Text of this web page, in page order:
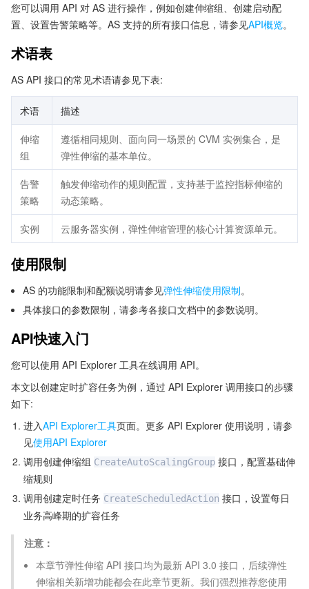
您可以调用 API 对 AS 进行操作，例如创建伸缩组、创建启动配
置、设置告警策略等。AS 支持的所有接口信息，请参见API概览。
术语表
AS API 接口的常见术语请参见下表:
术语 描述
伸缩
组
遵循相同规则、面向同一场景的 CVM 实例集合，是
弹性伸缩的基本单位。
告警
策略
触发伸缩动作的规则配置，支持基于监控指标伸缩的
动态策略。
实例 云服务器实例，弹性伸缩管理的核心计算资源单元。
使用限制
AS 的功能限制和配额说明请参见弹性伸缩使用限制。
具体接口的参数限制，请参考各接口文档中的参数说明。
API快速入门
您可以使用 API Explorer 工具在线调用 API。
本文以创建定时扩容任务为例，通过 API Explorer 调用接口的步骤
如下:
进入API Explorer工具页面。更多 API Explorer 使用说明，请参
见使用API Explorer
调用创建伸缩组 CreateAutoScalingGroup 接口，配置基础伸
缩规则
调用创建定时任务 CreateScheduledAction 接口，设置每日
业务高峰期的扩容任务
注意：
本章节弹性伸缩 API 接口均为最新 API 3.0 接口，后续弹性
伸缩相关新增功能都会在此章节更新。我们强烈推荐您使用